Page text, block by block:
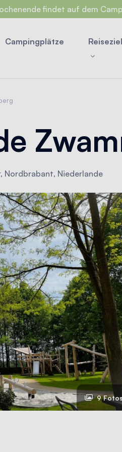
findet auf dem Campingplatz
Campingplätze
Nordbrabant, Niederlande
9